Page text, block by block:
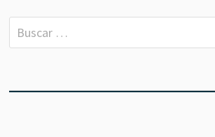
Buscar: